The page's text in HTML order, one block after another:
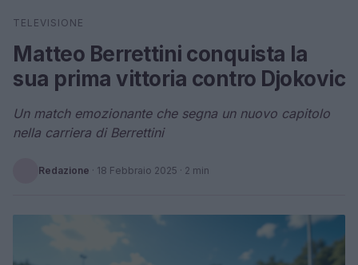
Cerca
TELEVISIONE
Matteo Berrettini conquista la
sua prima vittoria contro Djokovic
Un match emozionante che segna un nuovo capitolo
nella carriera di Berrettini
Redazione · 18 Febbraio 2025 · 2 min